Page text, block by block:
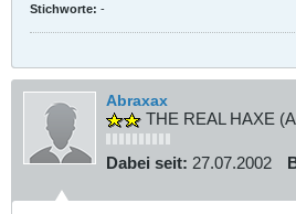
Stichworte: -
Abraxax
THE REAL HAXE
Dabei seit: 27.07.2002